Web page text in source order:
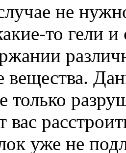
не
то гели
вещества.
только
вас
уже не